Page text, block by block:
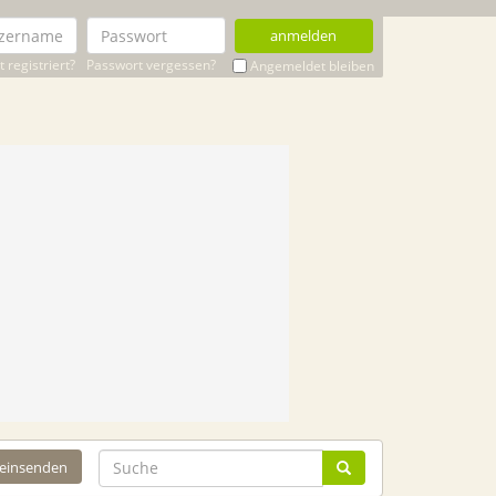
anmelden
registriert? Passwort vergessen? Angemeldet bleiben